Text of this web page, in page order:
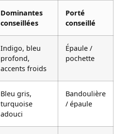
Dominantes
conseillées
Porté
conseillé
Indigo, bleu
profond,
accents froids
Épaule /
pochette
Bleu gris,
turquoise
adouci
Bandoulière
/ épaule